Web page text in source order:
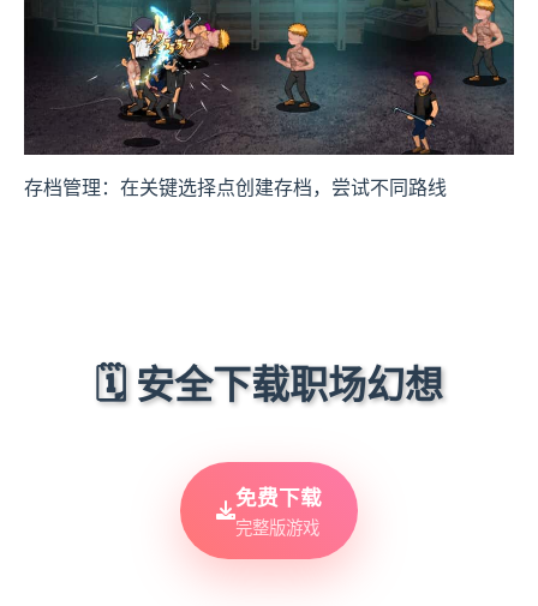
存档管理：在关键选择点创建存档，尝试不同路线
🗓️ 安全下载职场幻想
免费下载
完整版游戏